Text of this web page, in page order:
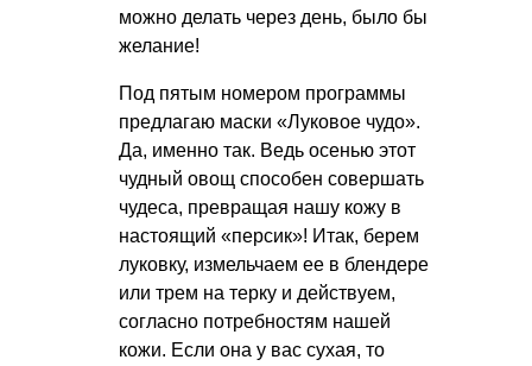
можно делать через день, было бы
желание!
Под пятым номером программы
предлагаю маски «Луковое чудо».
Да, именно так. Ведь осенью этот
чудный овощ способен совершать
чудеса, превращая нашу кожу в
настоящий «персик»! Итак, берем
луковку, измельчаем ее в блендере
или трем на терку и действуем,
согласно потребностям нашей
кожи. Если она у вас сухая, то